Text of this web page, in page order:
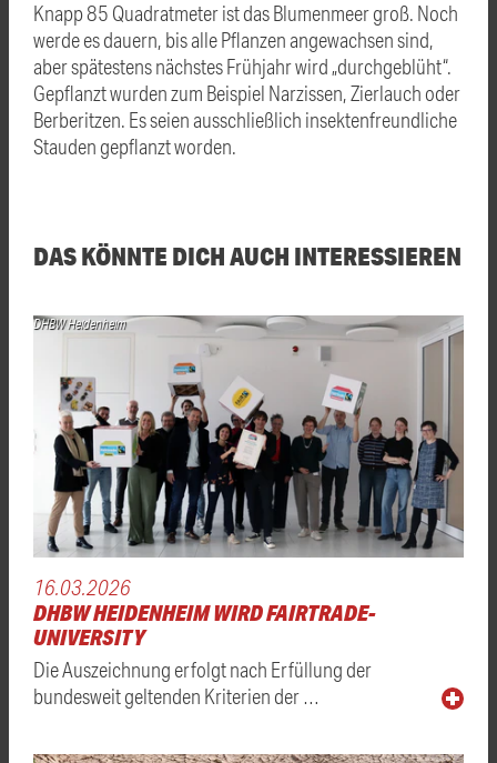
Knapp 85 Quadratmeter ist das Blumenmeer groß. Noch
werde es dauern, bis alle Pflanzen angewachsen sind,
aber spätestens nächstes Frühjahr wird „durchgeblüht“.
Gepflanzt wurden zum Beispiel Narzissen, Zierlauch oder
Berberitzen. Es seien ausschließlich insektenfreundliche
Stauden gepflanzt worden.
DAS KÖNNTE DICH AUCH INTERESSIEREN
DHBW Heidenheim
16.03.2026
DHBW HEIDENHEIM WIRD FAIRTRADE-
UNIVERSITY
Die Auszeichnung erfolgt nach Erfüllung der
bundesweit geltenden Kriterien der …